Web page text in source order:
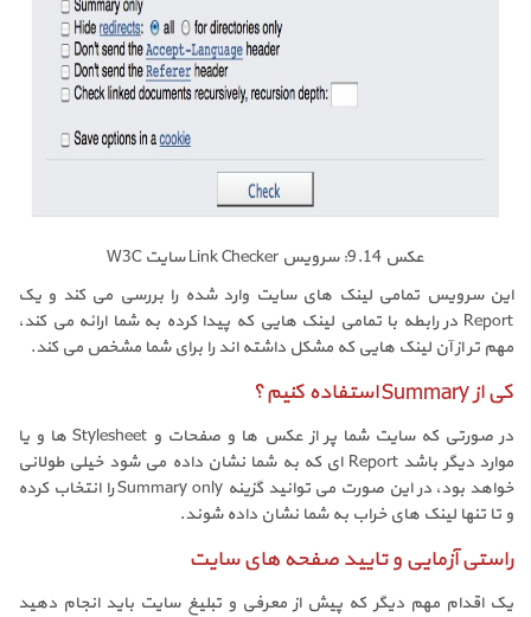
عکس 9.14: سرویس Link Checker سایت W3C
این سرویس تمامی لینک های سایت وارد شده را بررسی می کند و یک
Report در رابطه با تمامی لینک هایی که پیدا کرده به شما ارائه می کند،
مهم تر از آن لینک هایی که مشکل داشته اند را برای شما مشخص می کند.
کی از Summary استفاده کنیم؟
در صورتی که سایت شما پر از عکس ها و صفحات و Stylesheet ها و یا
موارد دیگر باشد Report ای که به شما نشان داده می شود خیلی طولانی
خواهد بود، در این صورت می توانید گزینه Summary only را انتخاب کرده
و تا تنها لینک های خراب به شما نشان داده شوند.
راستی آزمایی و تایید صفحه های سایت
یک اقدام مهم دیگر که پیش از معرفی و تبلیغ سایت باید انجام دهید